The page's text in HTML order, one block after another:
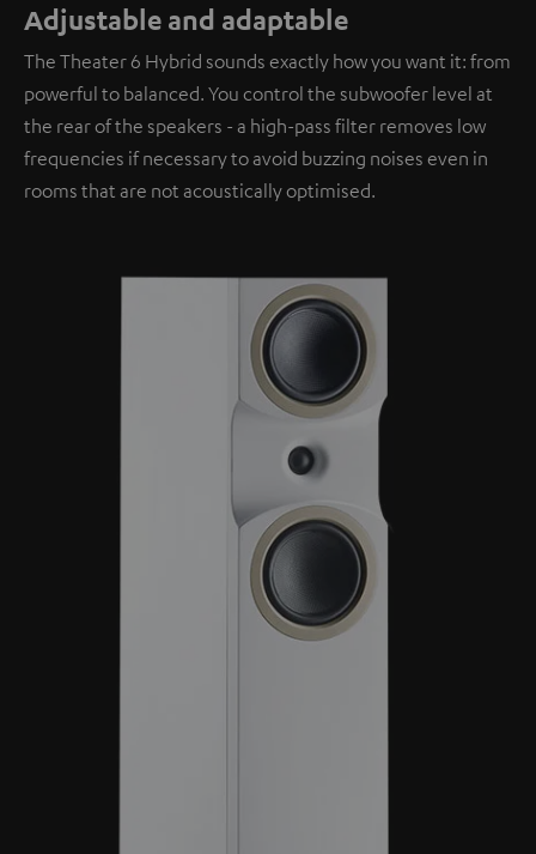
Adjustable and adaptable
The Theater 6 Hybrid sounds exactly how you want it: from
powerful to balanced. You control the subwoofer level at
the rear of the speakers - a high-pass filter removes low
frequencies if necessary to avoid buzzing noises even in
rooms that are not acoustically optimised.